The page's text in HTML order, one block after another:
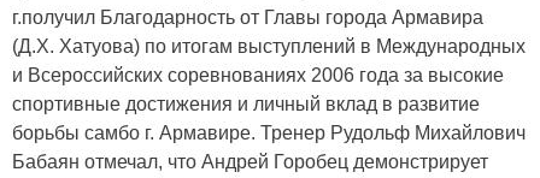
г.получил Благодарность от Главы города Армавира
(Д.Х. Хатуова) по итогам выступлений в Международных
и Всероссийских соревнованиях 2006 года за высокие
спортивные достижения и личный вклад в развитие
борьбы самбо г. Армавире. Тренер Рудольф Михайлович
Бабаян отмечал, что Андрей Горобец демонстрирует